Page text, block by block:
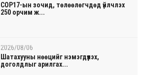
COP17-ын зочид, төлөөлөгчдөд үйлчлэх
250 орчим ж...
2026/08/06
Шатахууны нөөцийг нэмэгдүүлэх,
доголдлыг арилгах...